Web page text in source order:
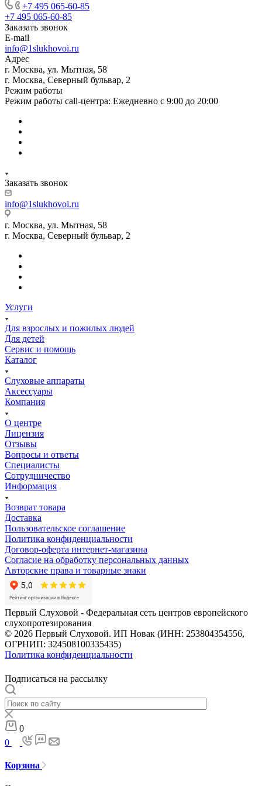
+7 495 065-60-85
+7 495 065-60-85
Заказать звонок
E-mail
info@1slukhovoi.ru
Адрес
г. Москва, ул. Мытная, 58
г. Москва, Северный бульвар, 2
Режим работы
Режим работы call-центра: Ежедневно с 9:00 до 20:00
Заказать звонок
info@1slukhovoi.ru
г. Москва, ул. Мытная, 58
г. Москва, Северный бульвар, 2
Услуги
Для взрослых и пожилых людей
Для детей
Сервис и помощь
Каталог
Слуховые аппараты
Аксессуары
Компания
О центре
Лицензия
Отзывы
Вопросы и ответы
Специалисты
Сотрудничество
Информация
Возврат товара
Доставка
Пользовательское соглашение
Политика конфиденциальности
Договор-оферта интернет-магазина
Согласие на обработку персональных данных
Авторские права и товарные знаки
Первый Слуховой - Федеральная сеть центров европейского
слухопротезирования
© 2026 Первый Слуховой. ИП Новак (ИНН: 253804354556,
ОГРНИП: 324508100335435)
Политика конфиденциальности
Подписаться на рассылку
0
0
Корзина